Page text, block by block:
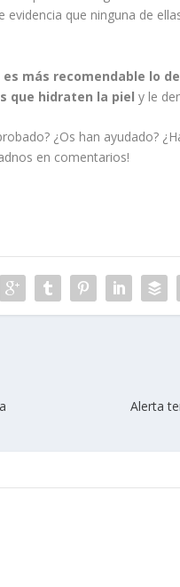
evidencia que ninguna de
es más recomendable lo
que hidraten la piel y le
¿Os han ayudado?
en comentarios!
Alerta